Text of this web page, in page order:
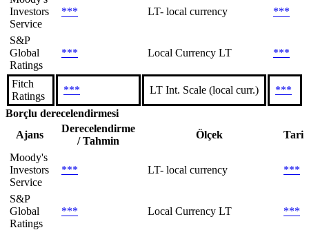
Investors
Service
*** LT- local currency ***
S&P
Global
Ratings
*** Local Currency LT ***
Fitch
Ratings
*** LT Int. Scale (local curr.)
***
Borçlu derecelendirmesi
Ajans
Derecelendirme
/ Tahmin
Ölçek
Tarih
Moody's
Investors
Service
*** LT- local currency ***
S&P
Global
Ratings
*** Local Currency LT ***